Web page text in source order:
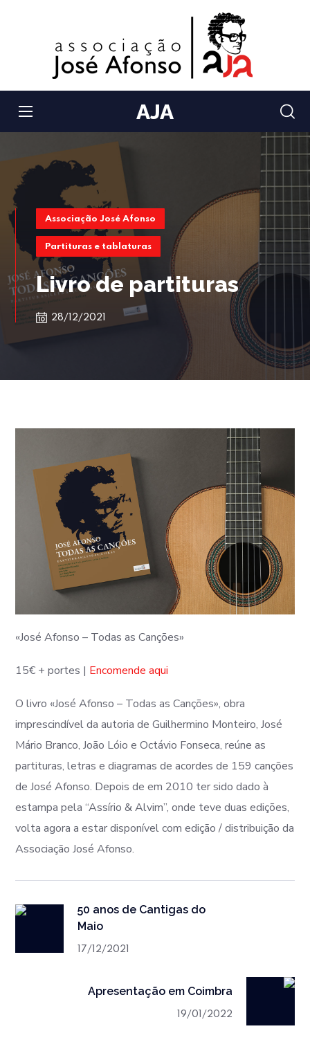
AJA
Associação José Afonso
Partituras e tablaturas
Livro de partituras
28/12/2021
«José Afonso – Todas as Canções»
15€ + portes | Encomende aqui
O livro «José Afonso – Todas as Canções», obra
imprescindível da autoria de Guilhermino Monteiro, José
Mário Branco, João Lóio e Octávio Fonseca, reúne as
partituras, letras e diagramas de acordes de 159 canções
de José Afonso. Depois de em 2010 ter sido dado à
estampa pela “Assírio & Alvim”, onde teve duas edições,
volta agora a estar disponível com edição / distribuição da
Associação José Afonso.
50 anos de Cantigas do
Maio
17/12/2021
Apresentação em Coimbra
19/01/2022